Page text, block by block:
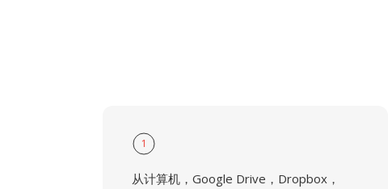
1
从计算机，Google Drive，Dropbox，